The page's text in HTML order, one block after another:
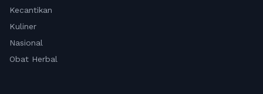
Kecantikan
Kuliner
Nasional
Obat Herbal